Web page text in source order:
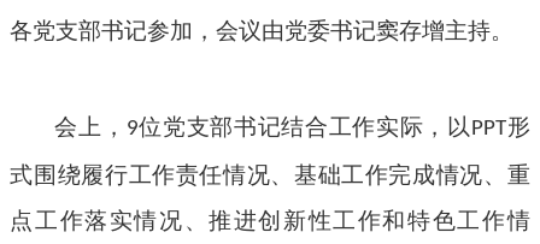
各党支部书记参加，会议由党委书记窦存增主持。
会上， 9位党支部书记结合工作实际，以PPT形
式围绕履行工作责任情况、基础工作完成情况、重
点工作落实情况、推进创新性工作和特色工作情